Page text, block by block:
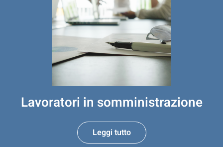
Lavoratori in somministrazione
Leggi tutto